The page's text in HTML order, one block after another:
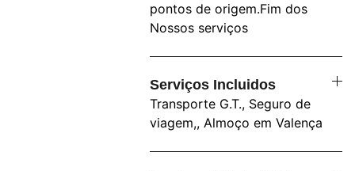
pontos de origem.Fim dos
Nossos serviços
Serviços Incluidos
Transporte G.T., Seguro de
viagem,, Almoço em Valença